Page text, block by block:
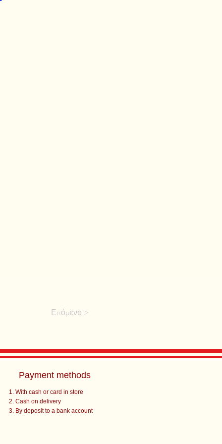
Επόμενο >
Payment methods
With cash or card in store
Cash on delivery
By deposit to a bank account